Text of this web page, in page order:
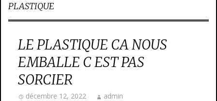
PLASTIQUE
LE PLASTIQUE CA NOUS
EMBALLE C EST PAS
SORCIER
décembre 12, 2022 admin